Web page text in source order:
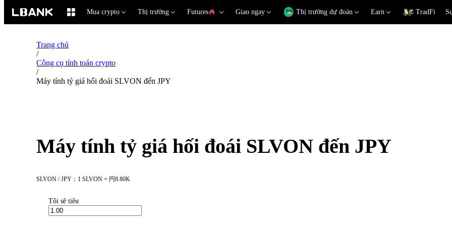
Mua crypto Thị trường Futures Giao ngay Thị trường dự đoán Earn TradFi
Trang chủ
/
Công cụ tính toán crypto
/
Máy tính tỷ giá hối đoái SLVON đến JPY
Máy tính tỷ giá hối đoái SLVON đến JPY
SLVON / JPY：1 SLVON = 円8.80K
Tôi sẽ tiêu